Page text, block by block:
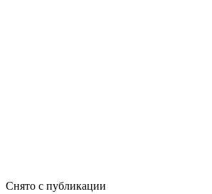
Снято с публикации